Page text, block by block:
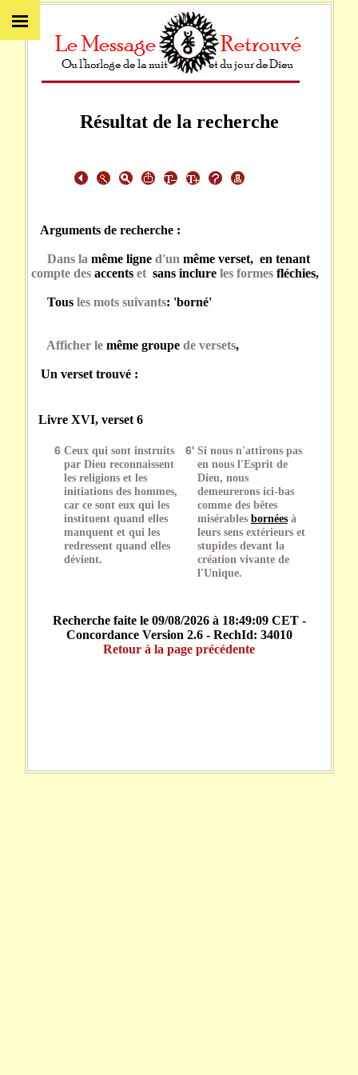
Résultat de la recherche
Arguments de recherche :
Dans la même ligne d'un même verset, en tenant
compte des accents et sans inclureles formes fléchies,
Tous les mots suivants: 'borné'
Afficher le même groupede versets,
Un verset trouvé :
Livre XVI, verset 6
6 Ceux qui sont instruits
par Dieu reconnaissent
les religions et les
initiations des hommes,
car ce sont eux qui les
instituent quand elles
manquent et qui les
redressent quand elles
dévient.
6' Si nous n'attirons pas
en nous l'Esprit de
Dieu, nous
demeurerons ici-bas
comme des bêtes
misérables bornéesà
leurs sens extérieurs et
stupides devant la
création vivante de
l'Unique.
Recherche faite le 09/08/2026 à 18:49:09 CET -
Concordance Version 2.6 - RechId: 34010
Retour à la page précédente